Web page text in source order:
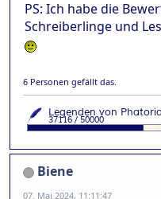
PS: Ich habe die
Schreiberlinge und
6 Personen gefällt das.
Biene
07. Mai 2024, 11:11:47